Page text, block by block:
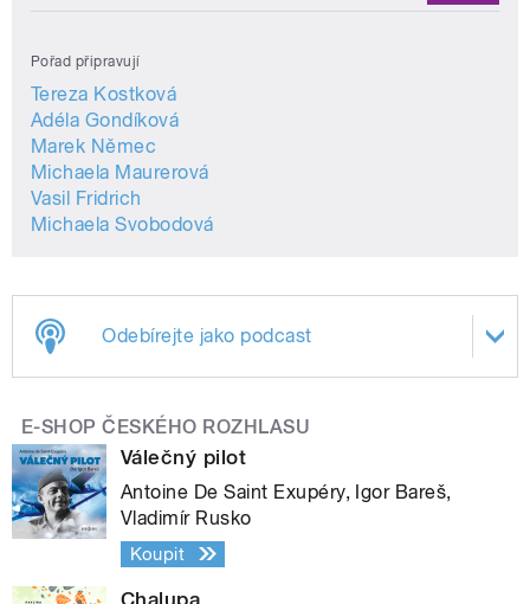
Pořad připravují
Tereza Kostková
Adéla Gondíková
Marek Němec
Michaela Maurerová
Vasil Fridrich
Michaela Svobodová
Odebírejte jako podcast
E-SHOP ČESKÉHO ROZHLASU
Válečný pilot
Antoine De Saint Exupéry, Igor Bareš,
Vladimír Rusko
Koupit
Chalupa